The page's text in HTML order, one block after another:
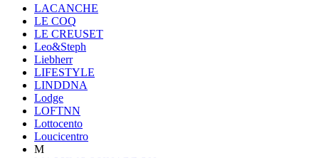
LACANCHE
LE COQ
LE CREUSET
Leo&Steph
Liebherr
LIFESTYLE
LINDDNA
Lodge
LOFTNN
Lottocento
Loucicentro
M